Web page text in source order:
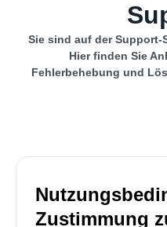
Sie sind auf der Support-
Hier finden Sie
Fehlerbehebung und
Zustimmung